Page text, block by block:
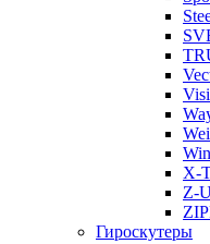
X-
Z-
Гироскутеры